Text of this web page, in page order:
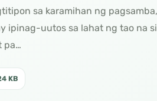
sa karamihan ng
pa…
KB